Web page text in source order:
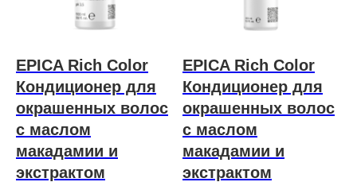
EPICA Rich Color
Кондиционер для
окрашенных волос
с маслом
макадамии и
экстрактом
EPICA Rich Color
Кондиционер для
окрашенных волос
с маслом
макадамии и
экстрактом